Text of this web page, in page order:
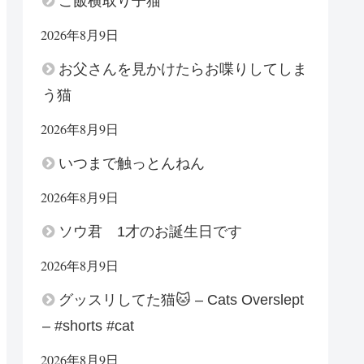
2026年8月9日
お父さんを見かけたらお喋りしてしま
う猫
2026年8月9日
いつまで触っとんねん
2026年8月9日
ソウ君 1才のお誕生日です
2026年8月9日
グッスリしてた猫🐱 – Cats Overslept
– #shorts #cat
2026年8月9日